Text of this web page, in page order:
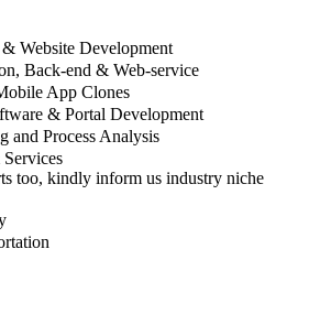
Website Development
Back-end & Web-service
App Clones
& Portal Development
and Process Analysis
too, kindly inform us industry niche